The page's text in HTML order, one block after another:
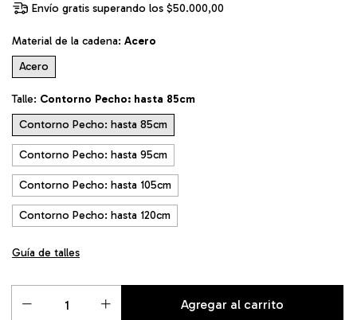
Envío gratis superando los$50.000,00
Material de la cadena: Acero
Acero
Talle: Contorno Pecho: hasta 85cm
Contorno Pecho: hasta 85cm
Contorno Pecho: hasta 95cm
Contorno Pecho: hasta 105cm
Contorno Pecho: hasta 120cm
Guía de talles